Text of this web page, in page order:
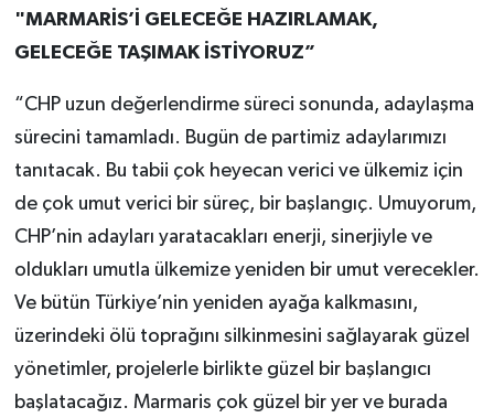
"MARMARİS’İ GELECEĞE HAZIRLAMAK,
GELECEĞE TAŞIMAK İSTİYORUZ”
“CHP uzun değerlendirme süreci sonunda, adaylaşma
sürecini tamamladı. Bugün de partimiz adaylarımızı
tanıtacak. Bu tabii çok heyecan verici ve ülkemiz için
de çok umut verici bir süreç, bir başlangıç. Umuyorum,
CHP’nin adayları yaratacakları enerji, sinerjiyle ve
oldukları umutla ülkemize yeniden bir umut verecekler.
Ve bütün Türkiye’nin yeniden ayağa kalkmasını,
üzerindeki ölü toprağını silkinmesini sağlayarak güzel
yönetimler, projelerle birlikte güzel bir başlangıcı
başlatacağız. Marmaris çok güzel bir yer ve burada